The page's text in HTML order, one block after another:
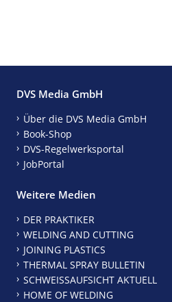
DVS Media GmbH
Über die DVS Media GmbH
Book-Shop
DVS-Regelwerksportal
JobPortal
Weitere Medien
DER PRAKTIKER
WELDING AND CUTTING
JOINING PLASTICS
THERMAL SPRAY BULLETIN
SCHWEISSAUFSICHT AKTUELL
HOME OF WELDING